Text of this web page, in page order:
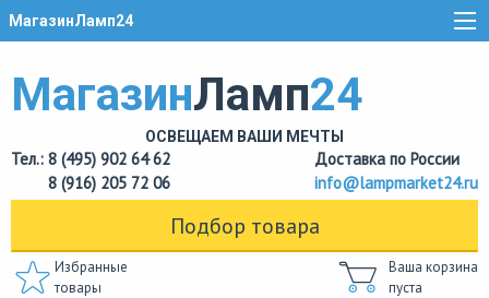
МагазинЛамп24
МагазинЛамп24
ОСВЕЩАЕМ ВАШИ МЕЧТЫ
Тел.: 8 (495) 902 64 62
8 (916) 205 72 06
Доставка по России
info@lampmarket24.ru
Подбор товара
Избранные
товары
Ваша корзина
пуста